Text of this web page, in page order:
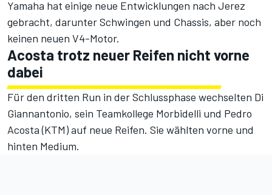
Yamaha hat einige neue Entwicklungen nach Jerez
gebracht, darunter Schwingen und Chassis, aber noch
keinen neuen V4-Motor.
Acosta trotz neuer Reifen nicht vorne
dabei
Für den dritten Run in der Schlussphase wechselten Di
Giannantonio, sein Teamkollege Morbidelli und Pedro
Acosta (KTM) auf neue Reifen. Sie wählten vorne und
hinten Medium.